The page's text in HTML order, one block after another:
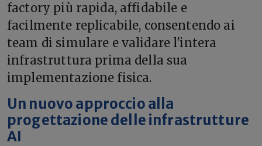
factory più rapida, affidabile e
facilmente replicabile, consentendo ai
team di simulare e validare l'intera
infrastruttura prima della sua
implementazione fisica.
Un nuovo approccio alla
progettazione delle infrastrutture
AI